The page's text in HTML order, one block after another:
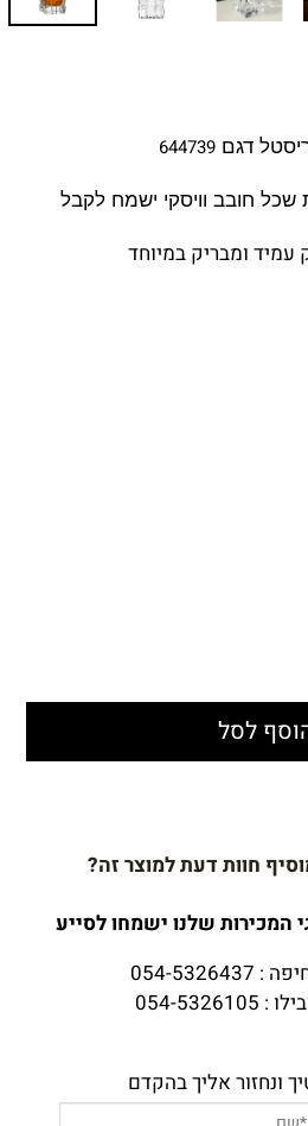
דגם 644739
חובב וויסקי ישמח לקבל
עמיד ומבריק במיוחד
לסל
חוות דעת למוצר זה?
המכירות שלנו ישמחו לסייע
5326437
5326105
ונחזור אליך בהקדם